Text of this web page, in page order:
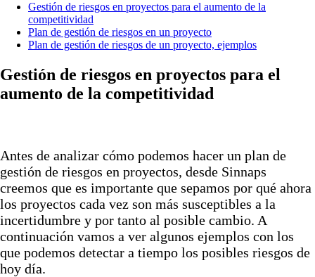
Gestión de riesgos en proyectos para el aumento de la
competitividad
Plan de gestión de riesgos en un proyecto
Plan de gestión de riesgos de un proyecto, ejemplos
Gestión de riesgos en proyectos para el
aumento de la competitividad
Antes de analizar cómo podemos hacer un plan de
gestión de riesgos en proyectos, desde Sinnaps
creemos que es importante que sepamos por qué ahora
los proyectos cada vez son más susceptibles a la
incertidumbre y por tanto al posible cambio. A
continuación vamos a ver algunos ejemplos con los
que podemos detectar a tiempo los posibles riesgos de
hoy día.